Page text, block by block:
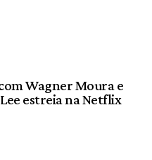
Wagner Moura e
estreia na Netflix